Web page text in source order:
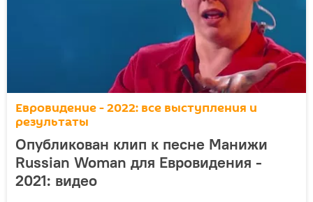
Евровидение - 2022: все выступления и
результаты
Опубликован клип к песне Манижи
Russian Woman для Евровидения -
2021: видео